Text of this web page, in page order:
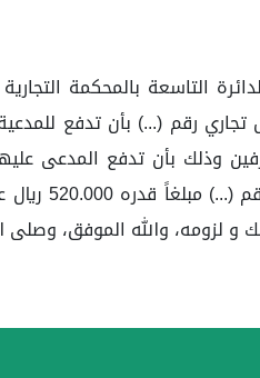
وذلك بأن تدفع المدعى